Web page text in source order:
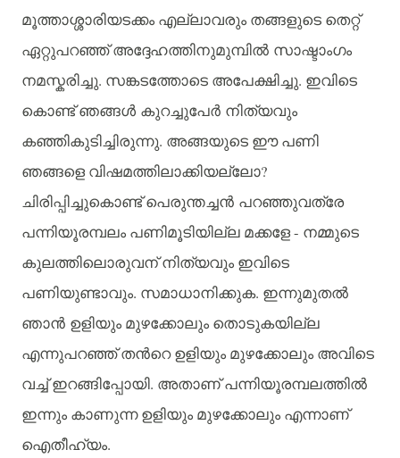
മൂത്താശ്ശാരിയടക്കം എല്ലാവരും തങ്ങളുടെ തെറ്റ്
ഏറ്റുപറഞ്ഞ് അദ്ദേഹത്തിനുമുമ്പില്‍ സാഷ്ടാംഗം
നമസ്കരിച്ചു. സങ്കടത്തോടെ അപേക്ഷിച്ചു. ഇവിടെ
കൊണ്ട് ഞങ്ങള്‍ കുറച്ചുപേര്‍ നിത്യവും
കഞ്ഞികുടിച്ചിരുന്നു. അങ്ങയുടെ ഈ പണി
ഞങ്ങളെ വിഷമത്തിലാക്കിയല്ലോ?
ചിരിപ്പിച്ചുകൊണ്ട് പെരുന്തച്ചന്‍ പറഞ്ഞുവത്രേ
പന്നിയൂരമ്പലം പണിമൂടിയില്ല മക്കളേ - നമ്മുടെ
കുലത്തിലൊരുവന് നിത്യവും ഇവിടെ
പണിയുണ്ടാവും. സമാധാനിക്കുക. ഇന്നുമുതല്‍
ഞാന്‍ ഉളിയും മുഴക്കോലും തൊടുകയില്ല
എന്നുപറഞ്ഞ് തന്‍റെ ഉളിയും മുഴക്കോലും അവിടെ
വച്ച് ഇറങ്ങിപ്പോയി . അതാണ് പന്നിയൂരമ്പലത്തില്‍
ഇന്നും കാണുന്ന ഉളിയും മുഴക്കോലും എന്നാണ്
ഐതീഹ്യം.